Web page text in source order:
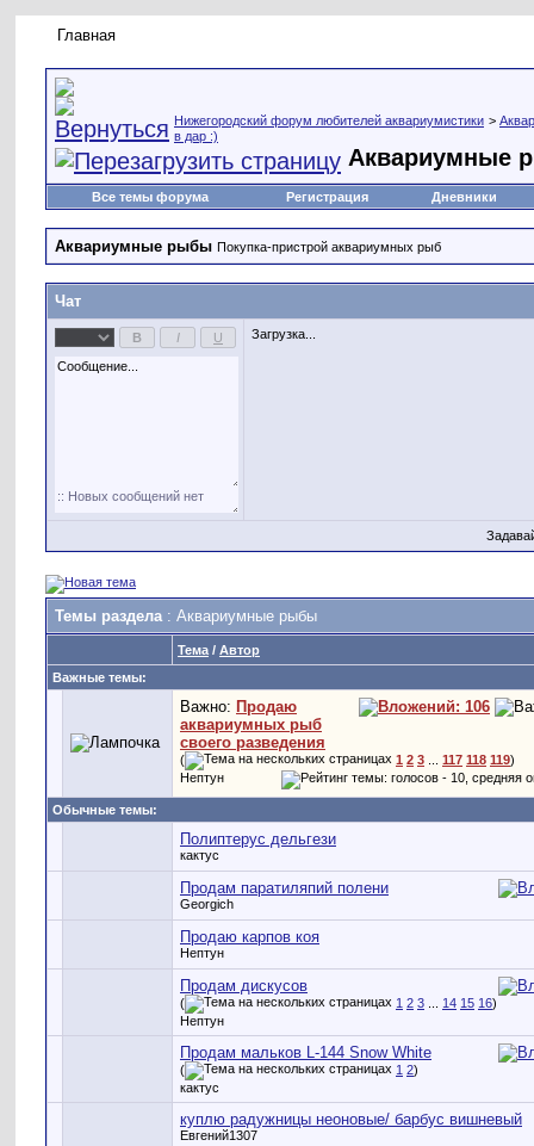
Главная
Нижегородский форум любителей аквариумистики >
в дар :)
Аквариумные
Все темы форума Регистрация Дневники
Аквариумные рыбы Покупка-пристрой аквариумных рыб
Чат
Загрузка...
Темы раздела: Аквариумные рыбы
Тема / Автор
Важные темы:
Важно: Продаю
аквариумных рыб
своего разведения
( 1 2 3 117 118 119)
Нептун
Обычные темы:
Полиптерус дельгези
кактус
Продам паратиляпий полени
Georgich
Продаю карпов коя
Нептун
Продам дискусов
( 1 2 3 14 15 16)
Нептун
Продам мальков L-144 Snow White
( 1 2)
кактус
куплю радужницы неоновые/ барбус вишневый
Евгений1307